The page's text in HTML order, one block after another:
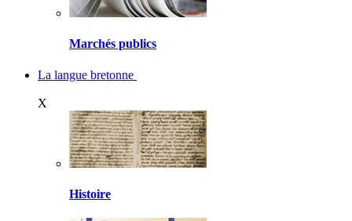
Marchés publics
La langue bretonne
X
Histoire